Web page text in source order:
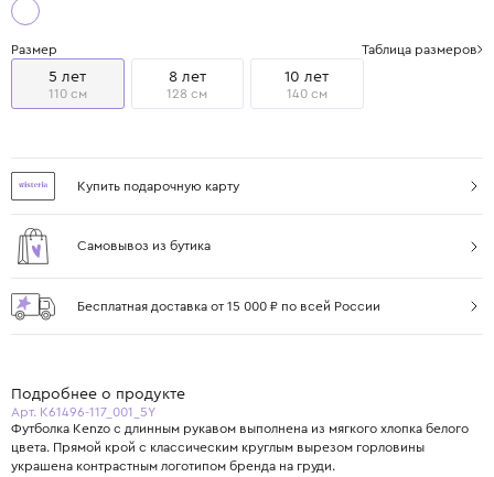
Размер Таблица размеров
5 лет
110 см
8 лет
128 см
10 лет
140 см
Купить подарочную карту
Самовывоз из бутика
Бесплатная доставка от 15 000 ₽ по всей России
Подробнее о продукте
Арт. K61496-117_001_5Y
Футболка Kenzo с длинным рукавом выполнена из мягкого хлопка белого
цвета. Прямой крой с классическим круглым вырезом горловины
украшена контрастным логотипом бренда на груди.